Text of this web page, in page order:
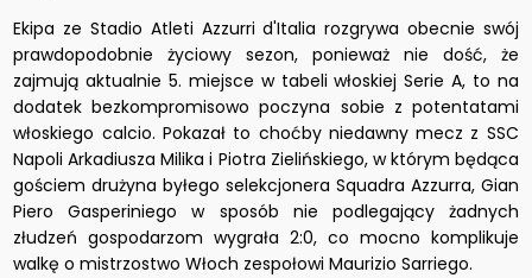
Ekipa ze Stadio Atleti Azzurri d'Italia rozgrywa obecnie swój
prawdopodobnie życiowy sezon, ponieważ nie dość, że
zajmują aktualnie 5. miejsce w tabeli włoskiej Serie A, to na
dodatek bezkompromisowo poczyna sobie z potentatami
włoskiego calcio. Pokazał to choćby niedawny mecz z SSC
Napoli Arkadiusza Milika i Piotra Zielińskiego, w którym będąca
gościem drużyna byłego selekcjonera Squadra Azzurra, Gian
Piero Gasperiniego w sposób nie podlegający żadnych
złudzeń gospodarzom wygrała 2:0, co mocno komplikuje
walkę o mistrzostwo Włoch zespołowi Maurizio Sarriego.